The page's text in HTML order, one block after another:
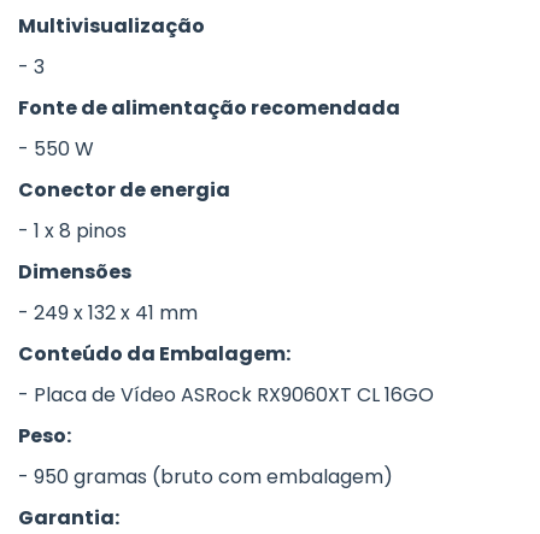
Multivisualização
- 3
Fonte de alimentação recomendada
- 550 W
Conector de energia
- 1 x 8 pinos
Dimensões
- 249 x 132 x 41 mm
Conteúdo da Embalagem:
- Placa de Vídeo ASRock RX9060XT CL 16GO
Peso:
- 950 gramas (bruto com embalagem)
Garantia: